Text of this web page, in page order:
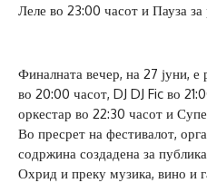
Леле во 23:00 часот и Пауза за
Финалната вечер, на 27 јуни,
во 20:00 часот, DJ DJ Fic во
оркестар во 22:30 часот и
Во пресрет на фестивалот,
содржина создадена за
Охрид и преку музика, вино и